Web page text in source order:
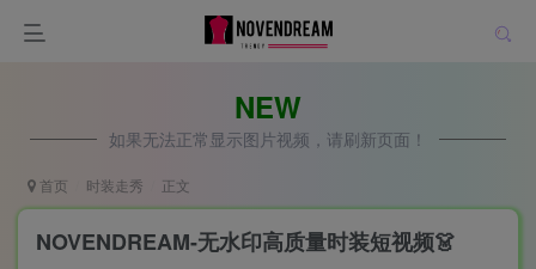
NEW
如果无法正常显示图片视频，请刷新页面！
首页 时装走秀 正文
NOVENDREAM-无水印高质量时装短视频👗